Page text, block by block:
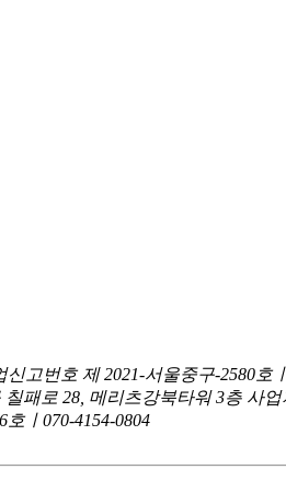
신고번호 제 2021-서울중구-2580호
패로 28, 메리츠강북타워 3층 사업
ㅣ070-4154-0804